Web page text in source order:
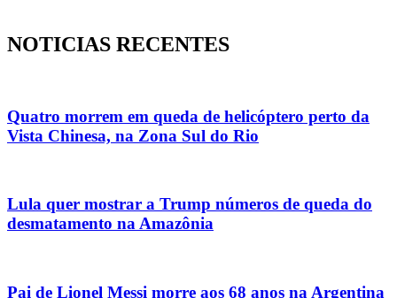
NOTICIAS RECENTES
Quatro morrem em queda de helicóptero perto da
Vista Chinesa, na Zona Sul do Rio
Lula quer mostrar a Trump números de queda do
desmatamento na Amazônia
Pai de Lionel Messi morre aos 68 anos na Argentina